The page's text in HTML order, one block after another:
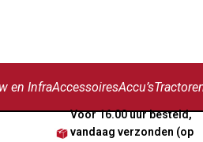
en InfraAccessoiresAccu’s
Voor 16.00 uur besteld,
vandaag verzonden (op